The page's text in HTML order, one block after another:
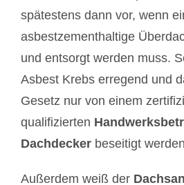
spätestens dann vor, wenn
asbestzementhaltige
und entsorgt werden muss.
Asbest Krebs erregend und
Gesetz nur von einem
qualifizierten
Dachdecker beseitigt
Außerdem weiß der